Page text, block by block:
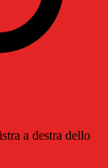
a destra dello